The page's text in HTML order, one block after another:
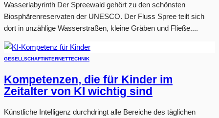
Wasserlabyrinth Der Spreewald gehört zu den schönsten
Biosphärenreservaten der UNESCO. Der Fluss Spree teilt sich
dort in unzählige Wasserstraßen, kleine Gräben und Fließe....
GESELLSCHAFTINTERNETTECHNIK
Kompetenzen, die für Kinder im
Zeitalter von KI wichtig sind
Künstliche Intelligenz durchdringt alle Bereiche des täglichen